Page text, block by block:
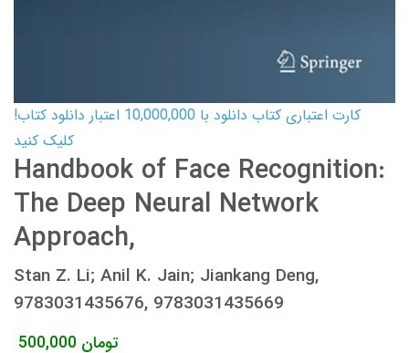
کارت اعتباری کتاب دانلود با 10,000,000 اعتبار دانلود کتاب!
کلیک کنید
Handbook of Face Recognition:
The Deep Neural Network
Approach,
Stan Z. Li; Anil K. Jain; Jiankang Deng,
9783031435676, 9783031435669
500,000 تومان